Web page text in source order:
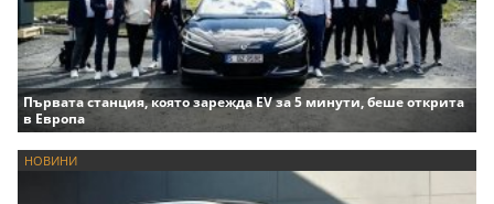
Първата станция, която зарежда EV за 5 минути, беше открита
в Европа
НОВИНИ